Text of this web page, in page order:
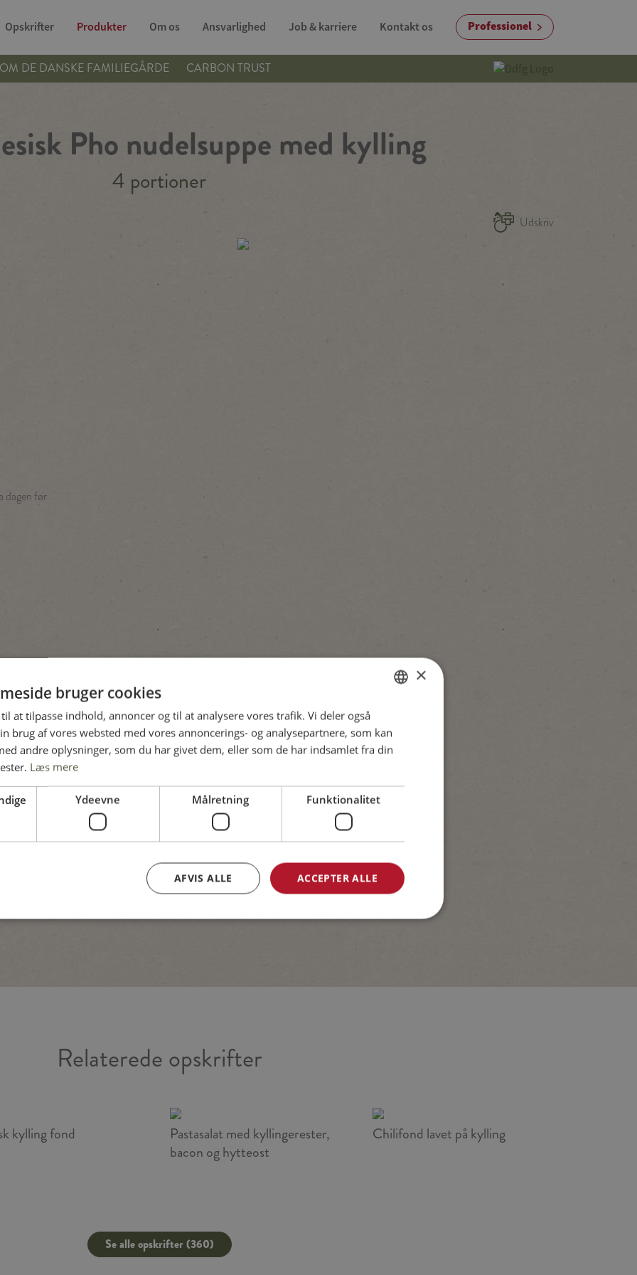
Opskrifter Produkter Om os Ansvarlighed Job & karriere Kontakt os Professionel
OM DE DANSKE FAMILIEGÅRDE CARBON TRUST
Pho nudelsuppe med kylling
4 portioner
Udskriv
dagen før
og fyld op med vand
rene fond.
soja eller fiskesauce i?
koge med suppen.
selv kan vælge.
Relaterede opskrifter
kylling fond
Pastasalat med kyllingerester,
bacon og hytteost
Chilifond lavet på kylling
Se alle opskrifter (360)
ENGLISH
GERMAN
×
bruger cookies
at tilpasse indhold, annoncer og til at analysere vores trafik. Vi deler også
brug af vores websted med vores annoncerings- og analysepartnere, som kan
andre oplysninger, som du har givet dem, eller som de har indsamlet fra din
Læs mere
Ydeevne Målretning Funktionalitet
ACCEPTER ALLE
AFVIS ALLE